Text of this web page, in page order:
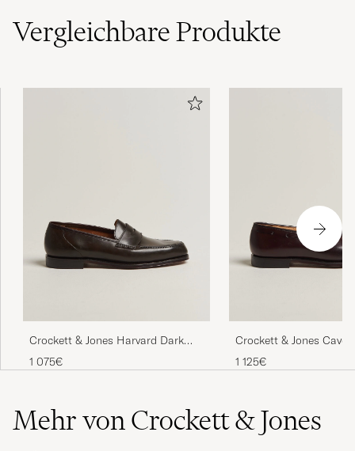
VergleichbareProdukte
Crockett & Jones Harvard Dark
Brown Shell Cordovan
1 075€
Crockett & Jones
Burgundy Shell
1 125€
Mehr von Crockett & Jones